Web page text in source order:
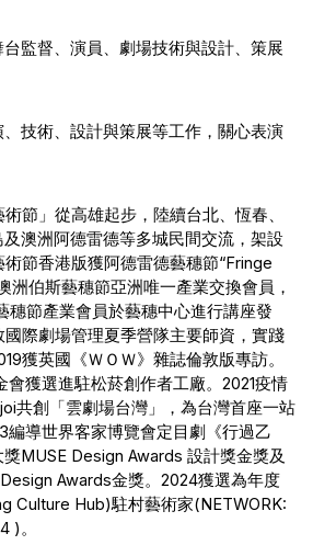
監督、演員、劇場技術與設計、策展
技術、設計與策展等工作，關心表演
節」從高雄起步，陸續台北、恆春、
澳洲阿德雷德等多城民間交流，架設
節香港版獲阿德雷德藝穗節“Fringe
洲伯斯藝穗節亞洲唯一產業交換會員，
穗節產業會員於藝穗中心進行講座發
國際劇場管理夏季營隊主要師資，實踐
獲英國《ＷＯＷ》雜誌倫敦版專訪。
獲選進駐松菸創作者工廠。2021疫情
共創「雲劇場台灣」，為台灣首座一站
編導世界客家博覽會定目劇《行過乙
MUSE Design Awards 設計獎金獎及
Awards金獎。2024獲選為年度
Culture Hub)駐村藝術家(NETWORK:
)。